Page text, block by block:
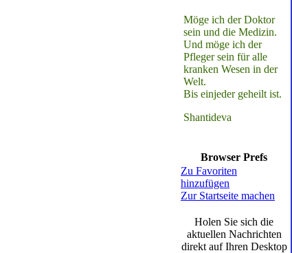
Möge ich der Doktor
sein und die Medizin.
Und möge ich der
Pfleger sein für alle
kranken Wesen in der
Welt.
Bis einjeder geheilt ist.
Shantideva
Browser Prefs
Zu Favoriten
hinzufügen
Zur Startseite machen
Holen Sie sich die
aktuellen Nachrichten
direkt auf Ihren Desktop